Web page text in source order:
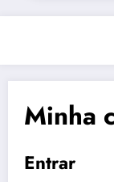
Minha
Entrar